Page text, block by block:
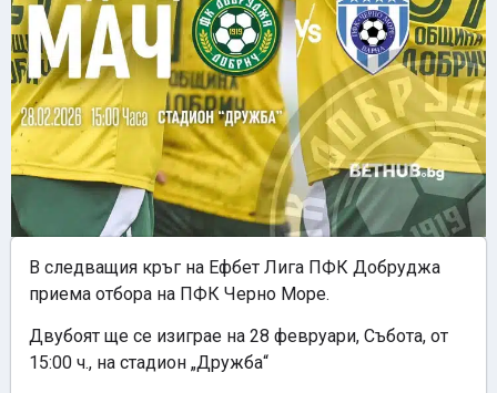
В следващия кръг на Ефбет Лига ПФК Добруджа
приема отбора на ПФК Черно Море.
Двубоят ще се изиграе на 28 февруари, Събота, от
15:00 ч., на стадион „Дружба“